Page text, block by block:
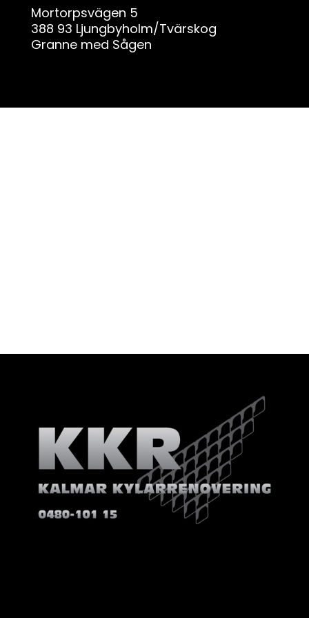
r
f
ä
t
Mortorpsvägen 5
388 93 Ljungbyholm/Tvärskog
Granne med Sågen